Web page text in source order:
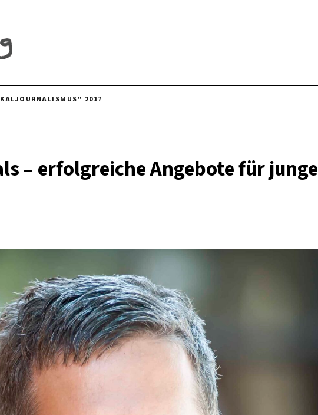
2017
– erfolgreiche Angebote für junge